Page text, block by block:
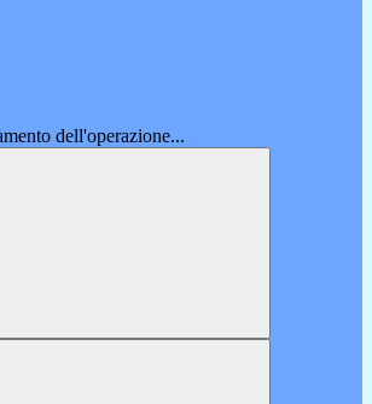
dell'operazione...